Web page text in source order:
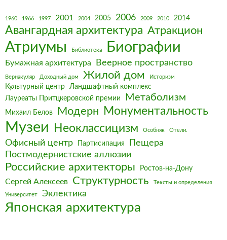
1960 1966 1997 2001 2004 2005 2006 2009 2010 2014
Авангардная архитектура Атракцион
Атриумы Библиотека Биографии
Бумажная архитектура Веерное пространство
Вернакуляр Доходный дом Жилой дом Историзм
Культурный центр
Ландшафтный комплекс
Лауреаты Притцкеровской премии
Метаболизм
Михаил Белов Модерн Монументальность
Музеи Неоклассицизм Особняк Отели.
Офисный центр Партисипация
Пещера
Постмодернистские аллюзии
Российские архитекторы Ростов-на-Дону
Сергей Алексеев Структурность Тексты и определения
Университет Эклектика
Японская архитектура